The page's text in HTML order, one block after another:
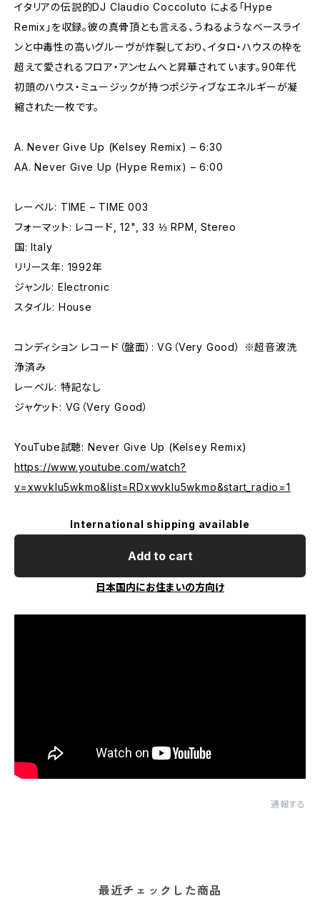
イタリアの伝説的DJ Claudio Coccoluto による「Hype
Remix」を収録。彼の真骨頂とも言える、うねるようなベースライ
ンと中毒性の高いグルーヴが炸裂しており、イタロ・ハウスの枠を
超えて愛されるフロア・アンセムへと昇華されています。90年代
初頭のハウス・ミュージックが持つポジティブなエネルギーが凝
縮された一枚です。
A. Never Give Up (Kelsey Remix) – 6:30
AA. Never Give Up (Hype Remix) – 6:00
レーベル: TIME – TIME 003
フォーマット: レコード, 12", 33 ⅓ RPM, Stereo
国: Italy
リリース年: 1992年
ジャンル: Electronic
スタイル: House
コンディション レコード（盤面）: VG（Very Good） ※超音波洗
浄済み
レーベル: 特記なし
ジャケット: VG（Very Good）
YouTube試聴: Never Give Up (Kelsey Remix)
https://www.youtube.com/watch?
v=xwvklu5wkmo&list=RDxwvklu5wkmo&start_radio=1
International shipping available
Add to cart
日本国内にお住まいの方向け
通報する
最近チェックした商品